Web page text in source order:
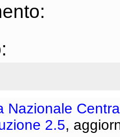
Nazionale
2.5,